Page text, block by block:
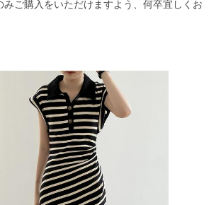
みご購入をいただけますよう、何卒宜しくお